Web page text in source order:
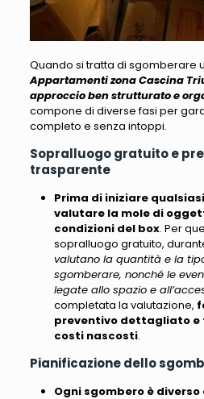
Quando si tratta di sgomberare
Appartamenti zona Cascina
approccio ben strutturato e
compone di diverse fasi per
completo e senza intoppi.
Sopralluogo gratuito e
trasparente
Prima di iniziare
valutare la mole di
condizioni del box. Per
sopralluogo gratuito,
valutano la quantità e la
sgomberare, nonché le
legate allo spazio e
completata la valutazione,
preventivo dettagliato e
costi nascosti.
Pianificazione dello
Ogni sgombero è